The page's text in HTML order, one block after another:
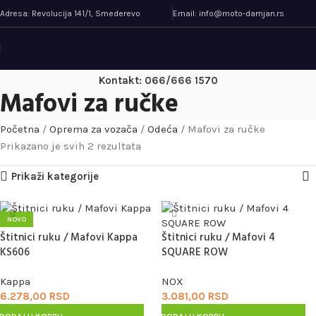
Adresa: Revolucija 141/1, Smederevo Email: info@moto-damjan.rs
Kontakt: 066/666 1570
Mafovi za ručke
Početna / Oprema za vozača / Odeća / Mafovi za ručke
Prikazano je svih 2 rezultata
Prikaži kategorije
NOVO
Štitnici ruku / Mafovi Kappa
KS606
Kappa
6.278,00 RSD
Štitnici ruku / Mafovi 4
SQUARE ROW
NOX
3.081,00 RSD